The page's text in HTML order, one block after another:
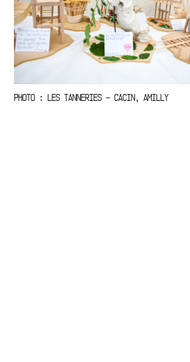
PHOTO : LES TANNERIES – CACIN, AMILLY